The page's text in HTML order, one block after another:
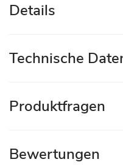
Details
Technische
Produktfragen
Bewertungen